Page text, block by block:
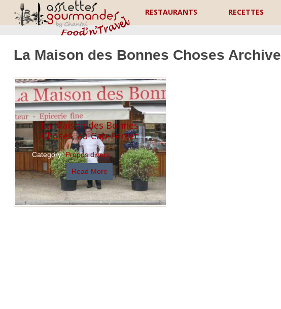
RESTAURANTS RECETTES
La Maison des Bonnes Choses Archive
La Maison des Bonnes
Choses, au Cap-Ferret
Category:Propos divers
Read More